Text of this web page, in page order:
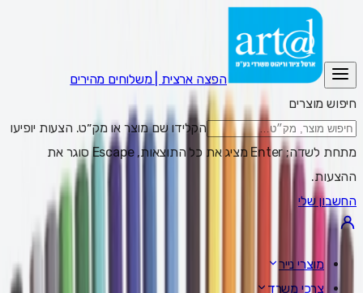
הפצה ארצית | משלוחים מהירים
חיפוש מוצרים
הקלידו שם מוצר או מק״ט. הצעות יופיעו
מתחת לשדה; Enter מציג את כל התוצאות, Escape סוגר את
ההצעות.
החשבון שלי
מוצרי נייר
צרכי משרד